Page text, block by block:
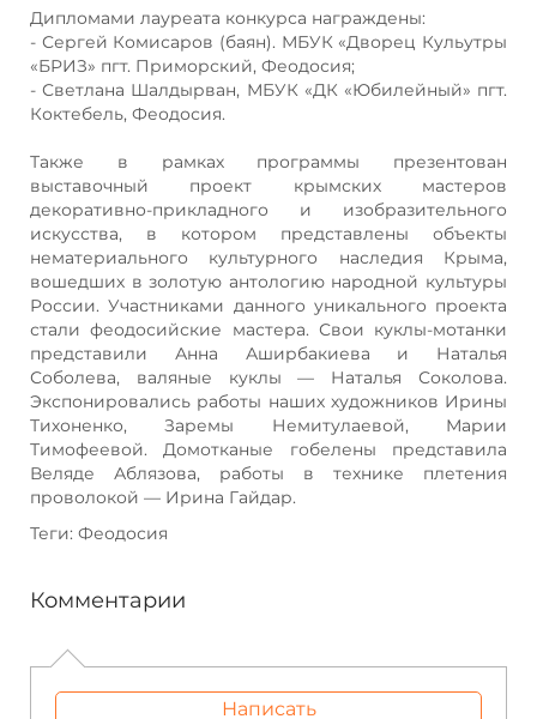
Дипломами лауреата конкурса награждены:
- Сергей Комисаров (баян). МБУК «Дворец Кульутры
«БРИЗ» пгт. Приморский, Феодосия;
- Светлана Шалдырван, МБУК «ДК «Юбилейный» пгт.
Коктебель, Феодосия.
Также в рамках программы презентован
выставочный проект крымских мастеров
декоративно-прикладного и изобразительного
искусства, в котором представлены объекты
нематериального культурного наследия Крыма,
вошедших в золотую антологию народной культуры
России. Участниками данного уникального проекта
стали феодосийские мастера. Свои куклы-мотанки
представили Анна Аширбакиева и Наталья
Соболева, валяные куклы — Наталья Соколова.
Экспонировались работы наших художников Ирины
Тихоненко, Заремы Немитулаевой, Марии
Тимофеевой. Домотканые гобелены представила
Веляде Аблязова, работы в технике плетения
проволокой — Ирина Гайдар.
Теги: Феодосия
Комментарии
Написать